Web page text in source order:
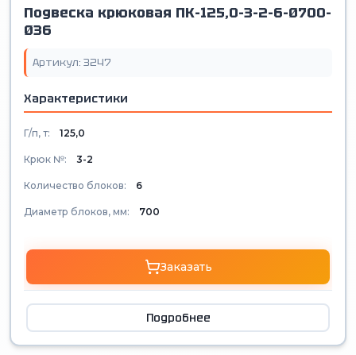
Подвеска крюковая ПК-125,0-3-2-6-Ø700-
Ø36
Артикул: 3247
Характеристики
Г/п, т: 125,0
Крюк №: 3-2
Количество блоков: 6
Диаметр блоков, мм: 700
Заказать
Подробнее